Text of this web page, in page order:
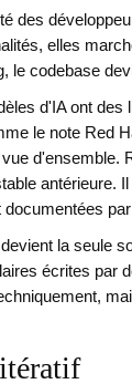
des
elles
le codebase
d'IA ont
le note Red
d'ensemble.
antérieure.
la seule
écrites par